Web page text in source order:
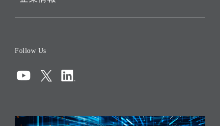
コンプライアンス
リスクマネジメント
Follow Us